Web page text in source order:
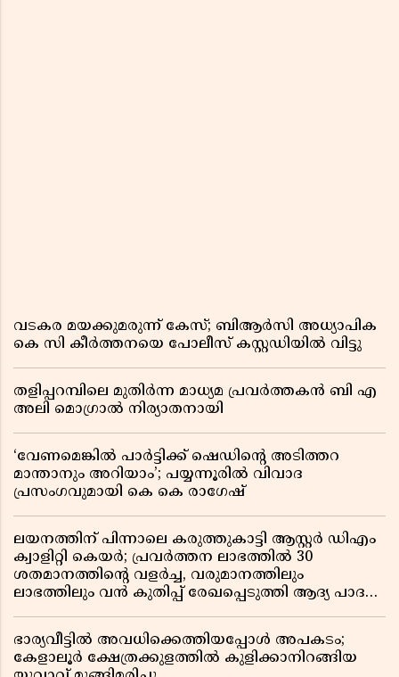
വടകര മയക്കുമരുന്ന് കേസ്; ബിആർസി അധ്യാപിക
കെ സി കീർത്തനയെ പോലീസ് കസ്റ്റഡിയിൽ വിട്ടു
തളിപ്പറമ്പിലെ മുതിർന്ന മാധ്യമ പ്രവർത്തകൻ ബി എ
അലി മൊഗ്രാൽ നിര്യാതനായി
‘വേണമെങ്കിൽ പാർട്ടിക്ക് ഷെഡിൻ്റെ അടിത്തറ
മാന്താനും അറിയാം’; പയ്യന്നൂരിൽ വിവാദ
പ്രസംഗവുമായി കെ കെ രാഗേഷ്
ലയനത്തിന് പിന്നാലെ കരുത്തുകാട്ടി ആസ്റ്റർ ഡിഎം
ക്വാളിറ്റി കെയർ; പ്രവർത്തന ലാഭത്തിൽ 30
ശതമാനത്തിൻ്റെ വളർച്ച, വരുമാനത്തിലും
ലാഭത്തിലും വൻ കുതിപ്പ് രേഖപ്പെടുത്തി ആദ്യ പാദ
ഭാര്യവീട്ടിൽ അവധിക്കെത്തിയപ്പോൾ അപകടം;
കേളാലൂർ ക്ഷേത്രക്കുളത്തിൽ കുളിക്കാനിറങ്ങിയ